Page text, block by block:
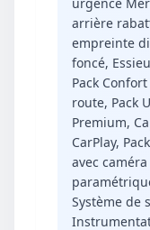
urgence
arrière
empreinte
foncé,
Pack
route, Pack
Premium,
CarPlay,
avec
Système de